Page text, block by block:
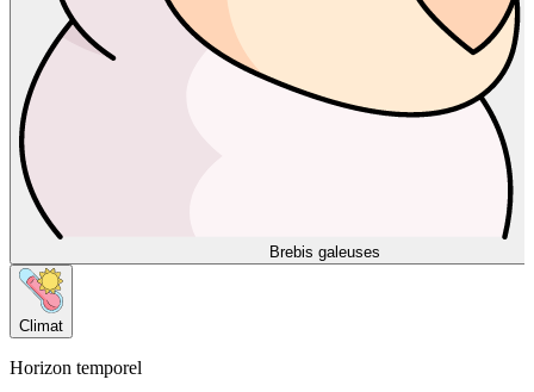
Brebis galeuses
Climat
Horizon temporel